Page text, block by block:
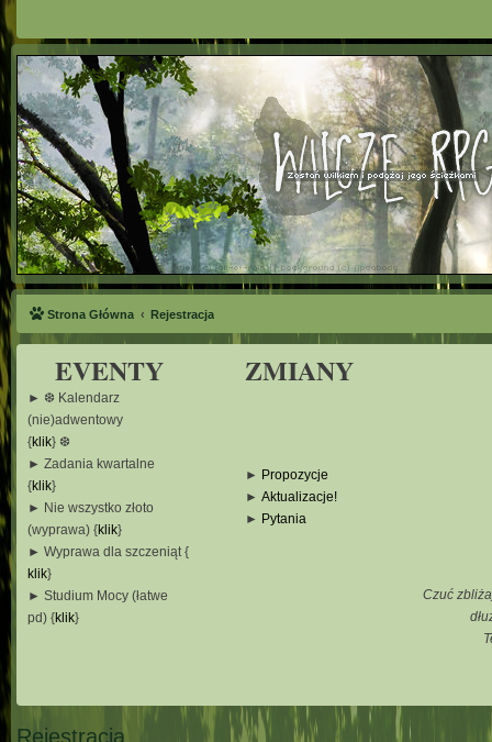
Strona Główna Rejestracja
EVENTY ZMIANY
► ❆ Kalendarz
(nie)adwentowy
{klik} ❆
► Zadania kwartalne
{klik}
► Nie wszystko złoto
(wyprawa) {klik}
► Wyprawa dla szczeniąt {
klik}
► Studium Mocy (łatwe
pd) {klik}
► Propozycje
► Aktualizacje!
► Pytania
Czuć
Rejestracja